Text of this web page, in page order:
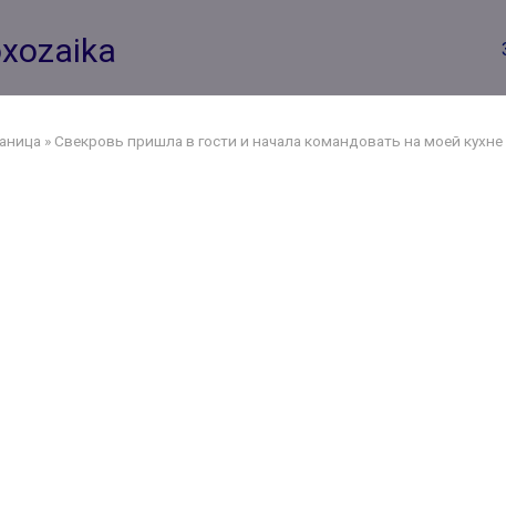
» Свекровь пришла в гости и начала командовать на моей кухне